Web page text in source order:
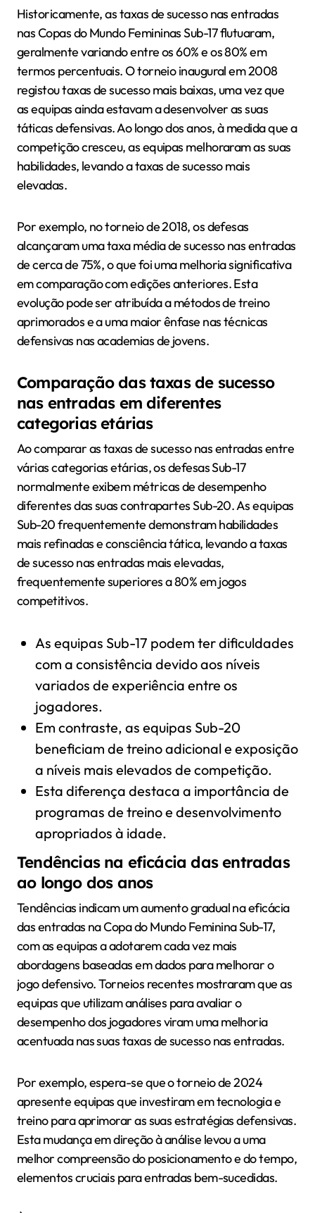
Historicamente, as taxas de sucesso nas entradas
nas Copas do Mundo Femininas Sub-17 flutuaram,
geralmente variando entre os 60% e os 80% em
termos percentuais. O torneio inaugural em 2008
registou taxas de sucesso mais baixas, uma vez que
as equipas ainda estavam a desenvolver as suas
táticas defensivas. Ao longo dos anos, à medida que a
competição cresceu, as equipas melhoraram as suas
habilidades, levando a taxas de sucesso mais
elevadas.
Por exemplo, no torneio de 2018, os defesas
alcançaram uma taxa média de sucesso nas entradas
de cerca de 75%, o que foi uma melhoria significativa
em comparação com edições anteriores. Esta
evolução pode ser atribuída a métodos de treino
aprimorados e a uma maior ênfase nas técnicas
defensivas nas academias de jovens.
Comparação das taxas de sucesso
nas entradas em diferentes
categorias etárias
Ao comparar as taxas de sucesso nas entradas entre
várias categorias etárias, os defesas Sub-17
normalmente exibem métricas de desempenho
diferentes das suas contrapartes Sub-20. As equipas
Sub-20 frequentemente demonstram habilidades
mais refinadas e consciência tática, levando a taxas
de sucesso nas entradas mais elevadas,
frequentemente superiores a 80% em jogos
competitivos.
As equipas Sub-17 podem ter dificuldades
com a consistência devido aos níveis
variados de experiência entre os
jogadores.
Em contraste, as equipas Sub-20
beneficiam de treino adicional e exposição
a níveis mais elevados de competição.
Esta diferença destaca a importância de
programas de treino e desenvolvimento
apropriados à idade.
Tendências na eficácia das entradas
ao longo dos anos
Tendências indicam um aumento gradual na eficácia
das entradas na Copa do Mundo Feminina Sub-17,
com as equipas a adotarem cada vez mais
abordagens baseadas em dados para melhorar o
jogo defensivo. Torneios recentes mostraram que as
equipas que utilizam análises para avaliar o
desempenho dos jogadores viram uma melhoria
acentuada nas suas taxas de sucesso nas entradas.
Por exemplo, espera-se que o torneio de 2024
apresente equipas que investiram em tecnologia e
treino para aprimorar as suas estratégias defensivas.
Esta mudança em direção à análise levou a uma
melhor compreensão do posicionamento e do tempo,
elementos cruciais para entradas bem-sucedidas.